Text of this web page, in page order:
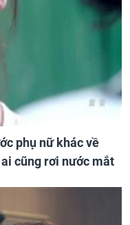
phụ nữ khác về
cũng rơi nước mắt